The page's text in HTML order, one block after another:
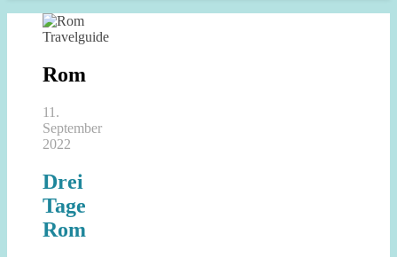
Rom
11.
September
2022
Drei
Tage
Rom